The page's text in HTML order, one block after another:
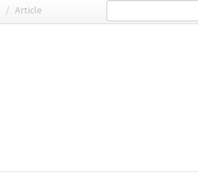
/ Article